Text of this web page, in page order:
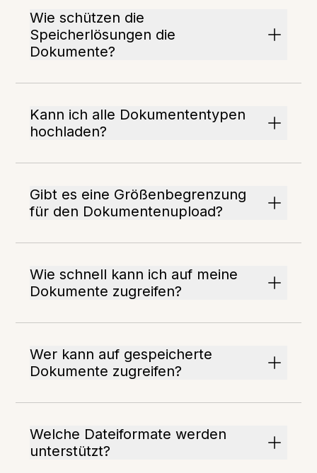
Wie schützen die
Speicherlösungen die
Dokumente?
Kann ich alle Dokumententypen
hochladen?
Gibt es eine Größenbegrenzung
für den Dokumentenupload?
Wie schnell kann ich auf meine
Dokumente zugreifen?
Wer kann auf gespeicherte
Dokumente zugreifen?
Welche Dateiformate werden
unterstützt?